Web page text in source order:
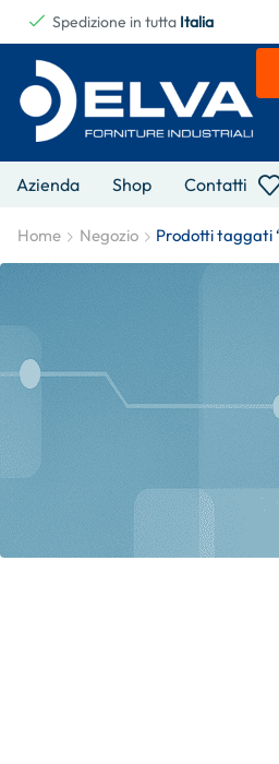
Spedizione in tutta Italia
Azienda Shop Contatti
Home Negozio Prodotti taggati